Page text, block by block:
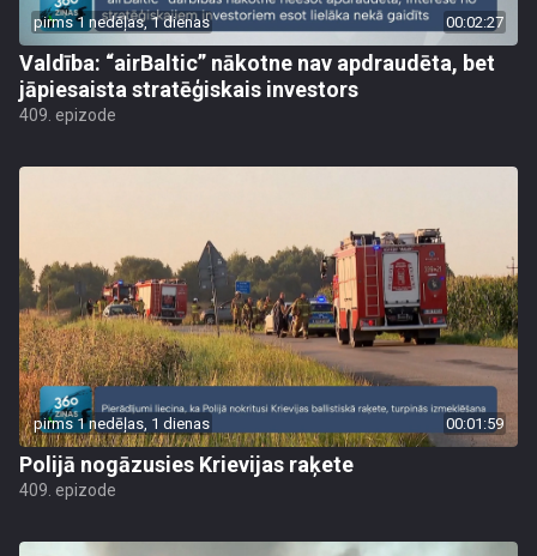
pirms 1 nedēļas, 1 dienas 00:02:27
Valdība: “airBaltic” nākotne nav apdraudēta, bet
jāpiesaista stratēģiskais investors
409. epizode
pirms 1 nedēļas, 1 dienas 00:01:59
Polijā nogāzusies Krievijas raķete
409. epizode